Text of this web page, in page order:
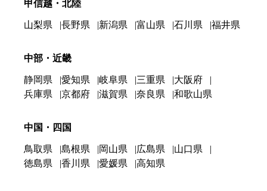
甲信越・北陸
山梨県 長野県 新潟県 富山県 石川県 福井県
中部・近畿
静岡県 愛知県 岐阜県 三重県
大阪府
兵庫県
京都府 滋賀県 奈良県 和歌山県
中国・四国
鳥取県 島根県 岡山県 広島県
山口県
徳島県
香川県 愛媛県 高知県